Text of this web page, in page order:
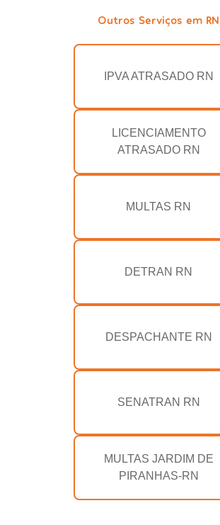
Outros Serviços em RN
IPVA ATRASADO RN
LICENCIAMENTO
ATRASADO RN
MULTAS RN
DETRAN RN
DESPACHANTE RN
SENATRAN RN
MULTAS JARDIM DE
PIRANHAS-RN